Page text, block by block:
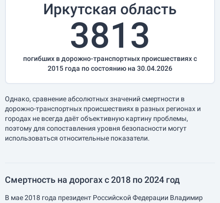
Иркутская область
3813
погибших в дорожно-транспортных происшествиях с
2015 года по состоянию на 30.04.2026
Однако, сравнение абсолютных значений смертности в
дорожно-транспортных происшествиях в разных регионах и
городах не всегда даёт объективную картину проблемы,
поэтому для сопоставления уровня безопасности могут
использоваться относительные показатели.
Смертность на дорогах с 2018 по 2024 год
В мае 2018 года президент Российской Федерации Владимир